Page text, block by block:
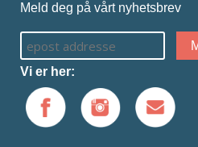
Meld deg på vårt nyhetsbrev
Vi er her: